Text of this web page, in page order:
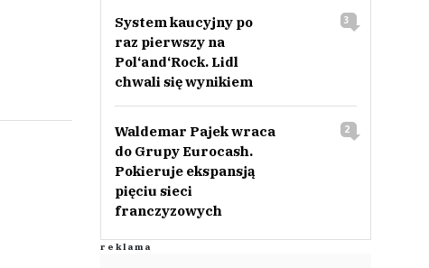
System kaucyjny po
raz pierwszy na
Pol‘and‘Rock. Lidl
chwali się wynikiem
3
Waldemar Pajek wraca
do Grupy Eurocash.
Pokieruje ekspansją
pięciu sieci
franczyzowych
2